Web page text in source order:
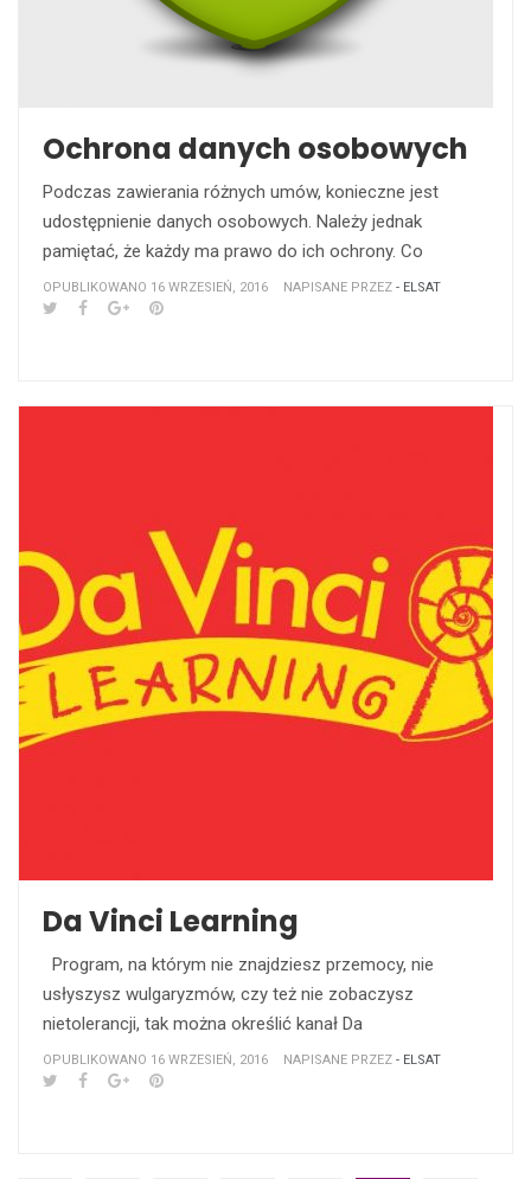
Ochrona danych osobowych
Podczas zawierania różnych umów, konieczne jest
udostępnienie danych osobowych. Należy jednak
pamiętać, że każdy ma prawo do ich ochrony. Co
OPUBLIKOWANO 16 WRZESIEŃ, 2016 NAPISANE PRZEZ - ELSAT
Da Vinci Learning
Program, na którym nie znajdziesz przemocy, nie
usłyszysz wulgaryzmów, czy też nie zobaczysz
nietolerancji, tak można określić kanał Da
OPUBLIKOWANO 16 WRZESIEŃ, 2016 NAPISANE PRZEZ - ELSAT